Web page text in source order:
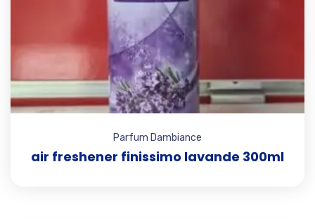
Parfum Dambiance
air freshener finissimo lavande 300ml